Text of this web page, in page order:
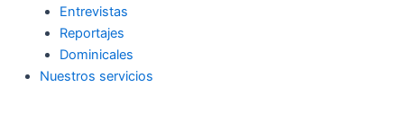
Entrevistas
Reportajes
Dominicales
Nuestros servicios